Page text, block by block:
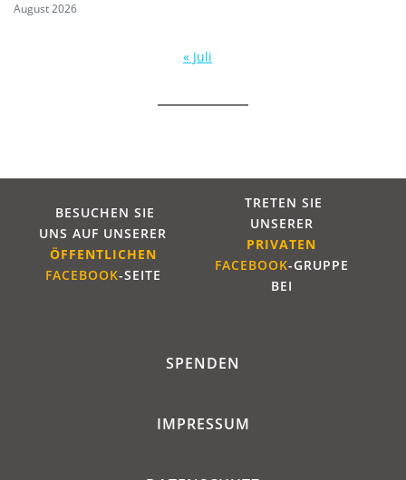
August 2026
« Juli
BESUCHEN SIE
UNS AUF UNSERER
ÖFFENTLICHEN
FACEBOOK-SEITE
TRETEN SIE
UNSERER
PRIVATEN
FACEBOOK-GRUPPE
BEI
SPENDEN
IMPRESSUM